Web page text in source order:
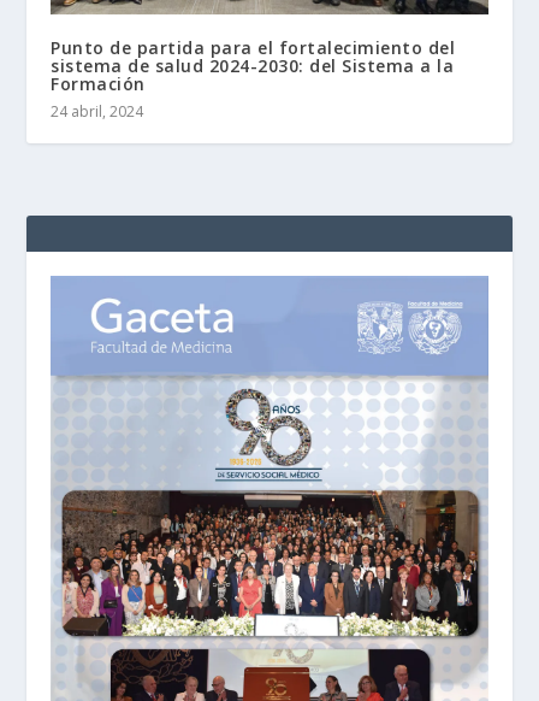
Punto de partida para el fortalecimiento del
sistema de salud 2024-2030: del Sistema a la
Formación
24 abril, 2024